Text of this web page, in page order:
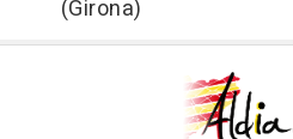
(Girona)